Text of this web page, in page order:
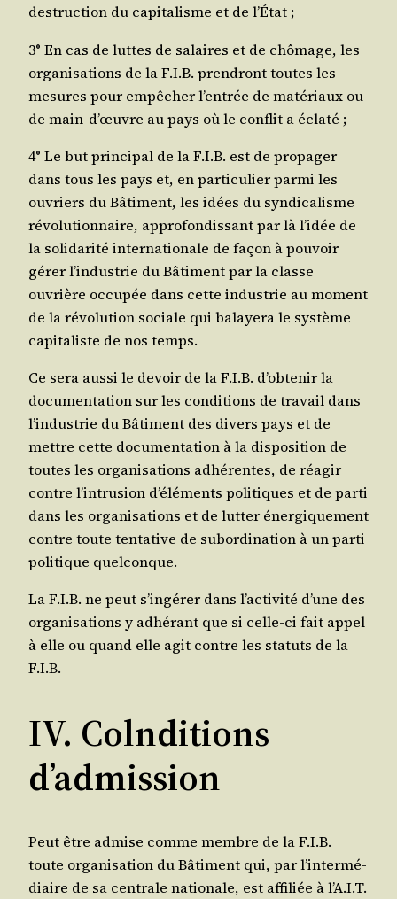
des­truc­tion du capi­ta­lisme et de l’État ;
3° En cas de luttes de salaires et de chô­mage, les
orga­ni­sa­tions de la F.I.B. pren­dront toutes les
mesures pour empê­cher l’en­trée de maté­riaux ou
de main‑d’œuvre au pays où le conflit a éclaté ;
4° Le but prin­ci­pal de la F.I.B. est de pro­pa­ger
dans tous les pays et, en par­ti­cu­lier par­mi les
ouvriers du Bâti­ment, les idées du syn­di­ca­lisme
révo­lu­tion­naire, appro­fon­dis­sant par là l’i­dée de
la soli­da­ri­té inter­na­tio­nale de façon à pou­voir
gérer l’in­dus­trie du Bâti­ment par la classe
ouvrière occu­pée dans cette indus­trie au moment
de la révo­lu­tion sociale qui balaye­ra le sys­tème
capi­ta­liste de nos temps.
Ce sera aus­si le devoir de la F.I.B. d’ob­te­nir la
docu­men­ta­tion sur les condi­tions de tra­vail dans
l’in­dus­trie du Bâti­ment des divers pays et de
mettre cette docu­men­ta­tion à la dis­po­si­tion de
toutes les orga­ni­sa­tions adhé­rentes, de réagir
contre l’in­tru­sion d’élé­ments poli­tiques et de par­ti
dans les orga­ni­sa­tions et de lut­ter éner­gi­que­ment
contre toute ten­ta­tive de subor­di­na­tion à un par­ti
poli­tique quelconque.
La F.I.B. ne peut s’in­gé­rer dans l’ac­ti­vi­té d’une des
orga­ni­sa­tions y adhé­rant que si celle-ci fait appel
à elle ou quand elle agit contre les sta­tuts de la
F.I.B.
IV. Colnditions
d’admission
Peut être admise comme membre de la F.I.B.
toute orga­ni­sa­tion du Bâti­ment qui, par l’in­ter­mé­
diaire de sa cen­trale natio­nale, est affi­liée à l’A.I.T.